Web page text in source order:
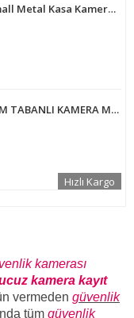
Cortex 12V 5 Amper Small Metal Kasa Kamera Adaptörü MA-1205SM
ARNA KAPAKLI 13X13 CM TABANLI KAMERA MUHAFAZA BUAT KUTUSU 50'Lİ PAKET - ARN1350
Hızlı Kargo
kamerası
kamera kayıt
vermeden güvenlik
tüm güvenlik